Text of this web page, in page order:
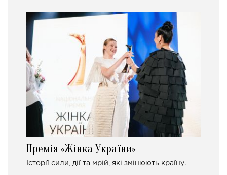
Премія «Жінка України»
Історії сили, дії та мрій, які змінюють країну.